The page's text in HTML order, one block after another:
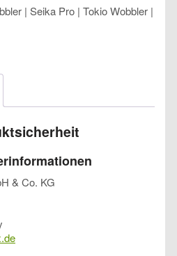
| Seika Pro | Tokio Wobbler |
& Co. KG